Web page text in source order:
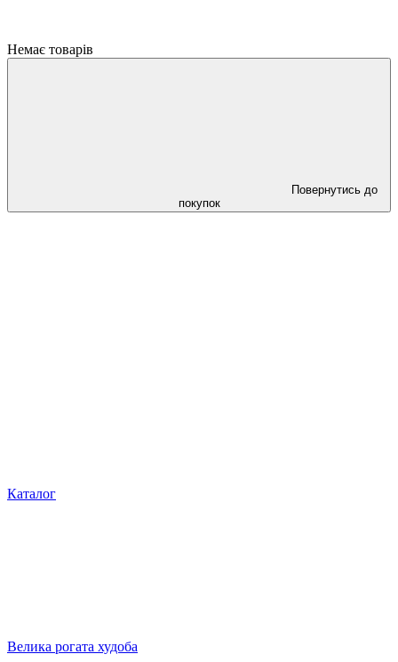
Немає товарів
Повернутись до
покупок
Каталог
Велика рогата худоба